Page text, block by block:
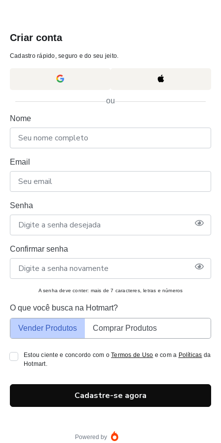
Criar conta
Cadastro rápido, seguro e do seu jeito.
ou
Nome
Email
Senha
Confirmar senha
A senha deve conter: mais de 7 caracteres, letras e números
O que você busca na Hotmart?
Vender Produtos Comprar Produtos
Estou ciente e concordo com oTermos de Uso e com a Políticas da
Hotmart.
Cadastre-se agora
Powered by